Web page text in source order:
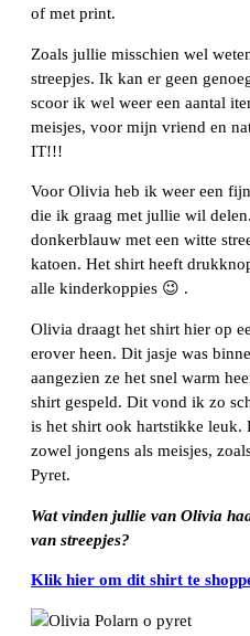
of met print.
Zoals jullie misschien wel
streepjes. Ik kan er geen
scoor ik wel weer een aantal
meisjes, voor mijn vriend en
IT!!!
Voor Olivia heb ik weer een
die ik graag met jullie wil
donkerblauw met een witte
katoen. Het shirt heeft
alle kinderkoppies 😉 .
Olivia draagt het shirt hier op
erover heen. Dit jasje was
aangezien ze het snel warm
shirt gespeld. Dit vond ik zo
is het shirt ook hartstikke leuk.
zowel jongens als meisjes,
Pyret.
Wat vinden jullie van Olivia
van streepjes?
Klik hier om dit shirt te